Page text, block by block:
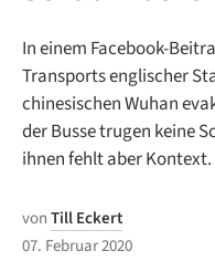
In einem Facebook-
Transports englischer
chinesischen Wuhan
der Busse trugen keine
ihnen fehlt aber Kontext.
vonTill Eckert
07. Februar 2020